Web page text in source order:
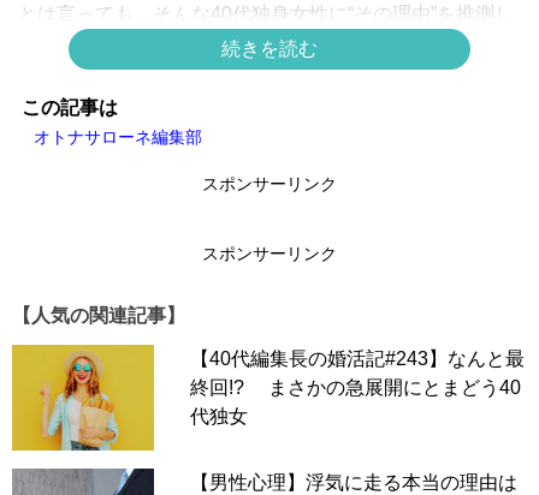
とは言っても、そんな40代独身女性に“その理由”を推測し
ようとする男性は実情としては多く、女性からすれば甚だ
余計なお世話（!）ではあるものの「ああ、だからこの人
は独身なんだな」と勝手なジャッジをくだすケースも。
今回は、男性たちがそんなふうに感じた40代女性にまつわ
NGな特徴1：食材の買い方がやけに個性的
続きを読む
この記事は
オトナサローネ編集部
スポンサーリンク
スポンサーリンク
【人気の関連記事】
【40代編集長の婚活記#243】なんと最
終回!? まさかの急展開にとまどう40
代独女
【男性心理】浮気に走る本当の理由は